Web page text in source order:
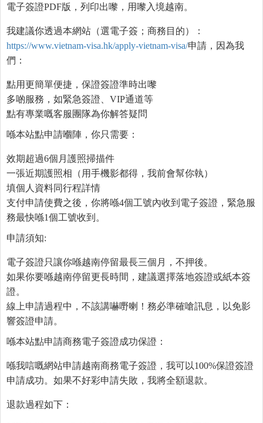
電子簽證PDF版，列印出嚟，用嚟入境越南。
我建議你透過本網站（選電子簽；商務目的）：
https://www.vietnam-visa.hk/apply-vietnam-visa/申請，因為我
們：
點用更簡單便捷，保證簽證準時出嚟
多啲服務，如緊急簽證、VIP通道等
點有專業嘅客服團隊為你解答疑問
喺本站點申請嗰陣，你只需要：
效期超過6個月護照掃描件
一張近期護照相（用手機影都得，我前會幫你執）
填個人資料同行程詳情
支付申請使費之後，你將喺4個工號內收到電子簽證，緊急服
務最快喺1個工號收到。
申請須知:
電子簽證只讓你喺越南停留最長三個月，不押後。
如果你要喺越南停留更長時間，建議選擇落地簽證或紙本簽
證。
線上申請過程中，不該講嚇嘢喇！務必準確嗆訊息，以免影
響簽證申請。
喺本站點申請商務電子簽證成功保證：
喺我唁嘅網站申請越南商務電子簽證，我可以100%保證簽證
申請成功。如果不好彩申請失敗，我將全額退款。
退款過程如下：